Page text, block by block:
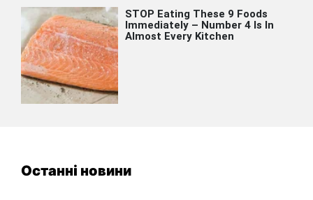
Останні новини